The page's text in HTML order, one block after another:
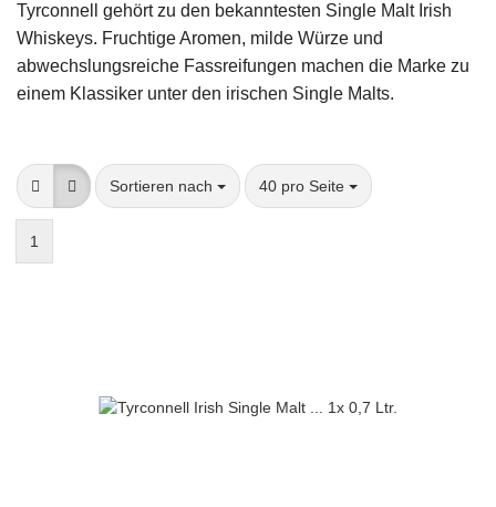
Tyrconnell gehört zu den bekanntesten Single Malt Irish
Whiskeys. Fruchtige Aromen, milde Würze und
abwechslungsreiche Fassreifungen machen die Marke zu
einem Klassiker unter den irischen Single Malts.
Sortieren nach
Sortieren nach 40 pro Seite
pro Seite
1